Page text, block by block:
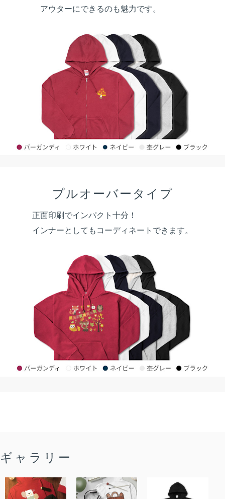
アウターにできるのも魅力です。
プルオーバータイプ
正面印刷でインパクト十分！
インナーとしてもコーディネートできます。
ギャラリー